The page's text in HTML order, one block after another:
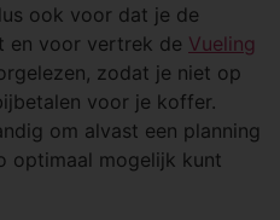
ook voor dat je de
en voor vertrek de Vueling
zodat je niet op
voor je koffer.
om alvast een planning
optimaal mogelijk kunt